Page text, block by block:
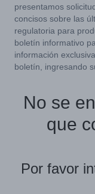
presentamos
concisos sobre las
regulatoria para
boletín informativo
información
boletín, ingresando
No se
que
Por favor